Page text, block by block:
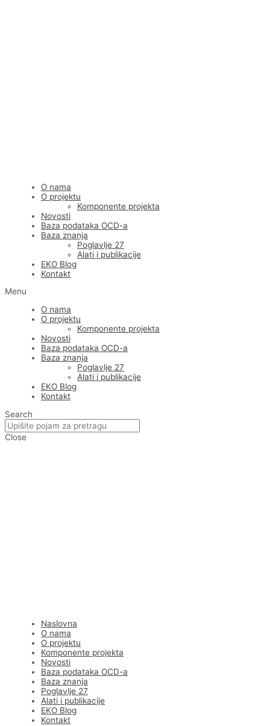
O nama
O projektu
Komponente projekta
Novosti
Baza podataka OCD-a
Baza znanja
Poglavlje 27
Alati i publikacije
EKO Blog
Kontakt
Menu
O nama
O projektu
Komponente projekta
Novosti
Baza podataka OCD-a
Baza znanja
Poglavlje 27
Alati i publikacije
EKO Blog
Kontakt
Search
Close
Naslovna
O nama
O projektu
Komponente projekta
Novosti
Baza podataka OCD-a
Baza znanja
Poglavlje 27
Alati i publikacije
EKO Blog
Kontakt